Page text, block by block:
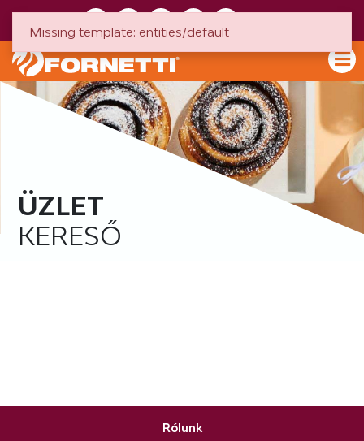
ÜZLET
KERESŐ
Rólunk
Missing template: entities/default